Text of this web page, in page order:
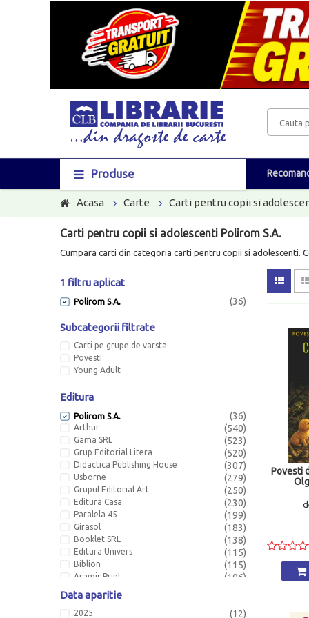
Produse
Acasa Carte Carti pentru copii si
Carti pentru copii si adolescenti Polirom S.A.
Cumpara carti din categoria carti pentru copii si adolescenti.
1 filtru aplicat
Polirom S.A. (36)
Subcategorii filtrate
Carti pe grupe de varsta
Povesti
Young Adult
Editura
Polirom S.A. (36)
Arthur (540)
Gama SRL (523)
Grup Editorial Litera (520)
Didactica Publishing House (307)
Usborne (279)
Grupul Editorial Art (250)
Editura Casa (230)
Paralela 45 (199)
Girasol (183)
Booklet SRL (138)
Editura Univers (115)
Biblion (115)
Aramis Print (106)
Flamingo GD Impex
Pandora
Humanitas S.A. (96)
Data aparitie
2025 (12)
Povesti